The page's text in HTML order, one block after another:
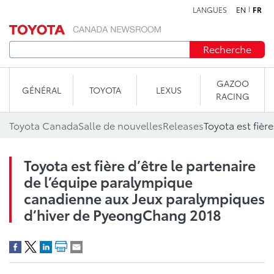
LANGUES EN FR
Recherche
GÉNÉRAL TOYOTA LEXUS
GAZOO
RACING
Toyota CanadaSalle de nouvellesReleases
Toyota est fière d’être le partenaire
de l’équipe paralympique
canadienne aux Jeux paralympiques
d’hiver de PyeongChang 2018